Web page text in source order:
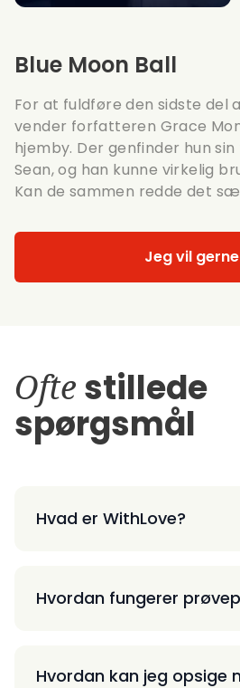
Blue Moon Ball
For at fuldføre den sidste del
vender forfatteren Grace
hjemby. Der genfinder hun
Sean, og han kunne virkelig
Kan de sammen redde det
Jeg vil
Ofte stillede
spørgsmål
Hvad er WithLove?
Hvordan fungerer
Hvordan kan jeg opsige